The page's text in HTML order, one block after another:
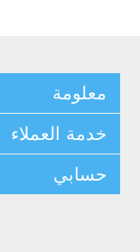
معلومة
خدمة العملاء
حسابي